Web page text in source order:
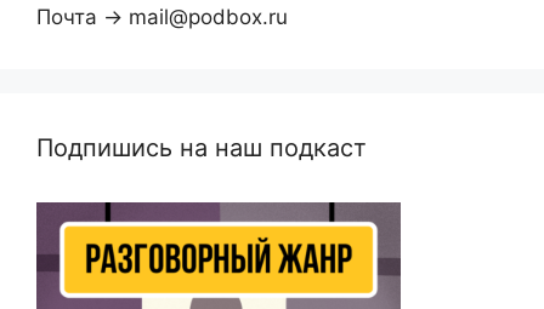
Почта → mail@podbox.ru
Подпишись на наш подкаст